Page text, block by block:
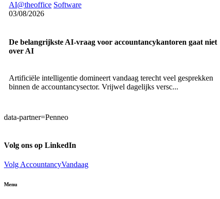
AI@theoffice Software
03/08/2026
De belangrijkste AI-vraag voor accountancykantoren gaat niet
over AI
Artificiële intelligentie domineert vandaag terecht veel gesprekken
binnen de accountancysector. Vrijwel dagelijks versc...
data-partner=Penneo
Volg ons op LinkedIn
Volg AccountancyVandaag
Menu